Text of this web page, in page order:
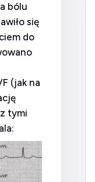
bólu
się
do
(jak na
tymi